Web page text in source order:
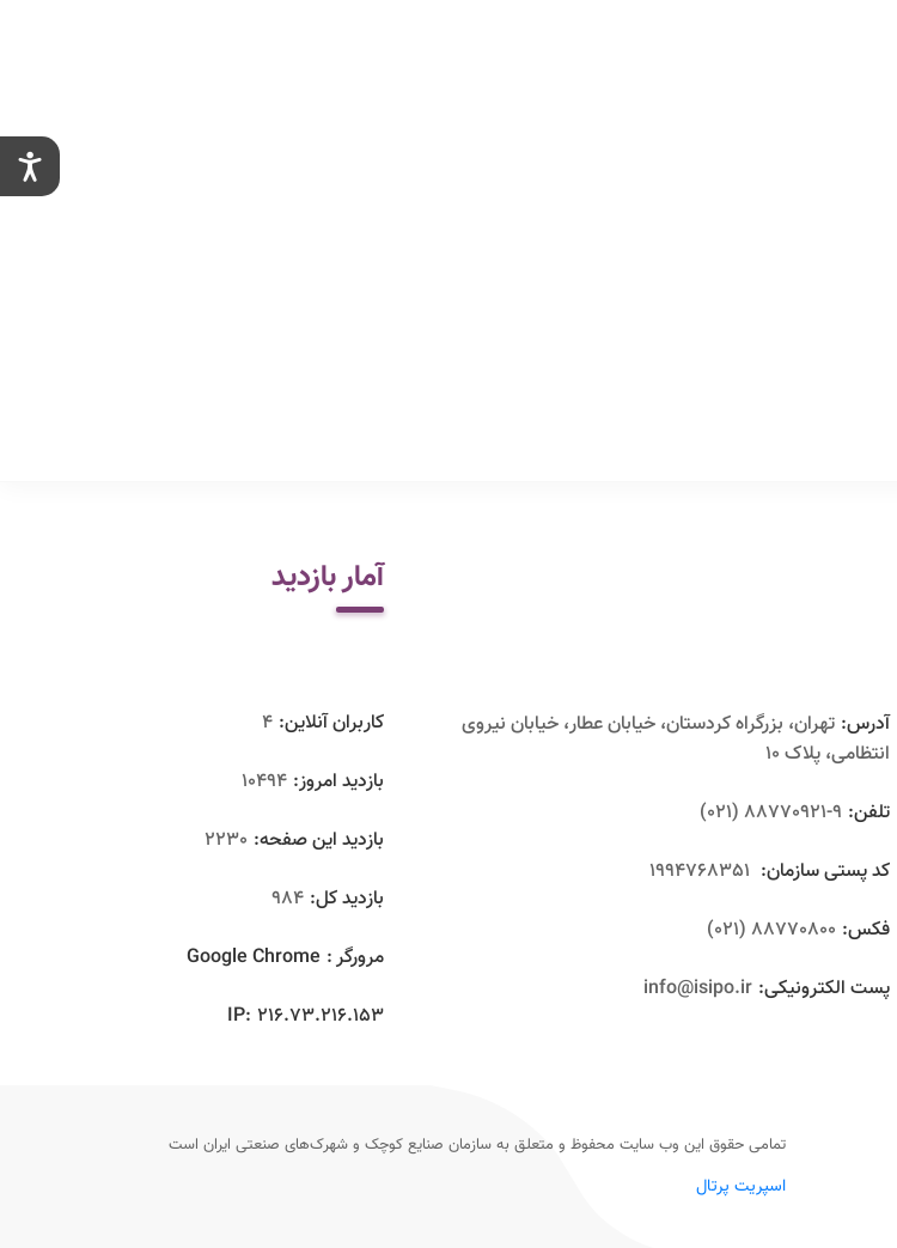
آدرس: تهران، بزرگراه کردستان، خیابان عطار، خیابان نیروی
انتظامی، پلاک ۱۰
تلفن: 9-88770921 (021)
کد پستی سازمان:
فکس: 88770800 (021)
پست الکترونیکی: info@isipo.ir
آمار بازدید
کاربران آنلاین: 4
بازدید امروز: 10494
بازدید این صفحه: 2230
بازدید‌ کل: 984
مرورگر : Google Chrome
IP: 216.73.216.153
تمامی حقوق این وب سایت محفوظ و متعلق به سازمان صنایع کوچک و شهرک‌های صنعتی ایران است
اسپریت پرتال